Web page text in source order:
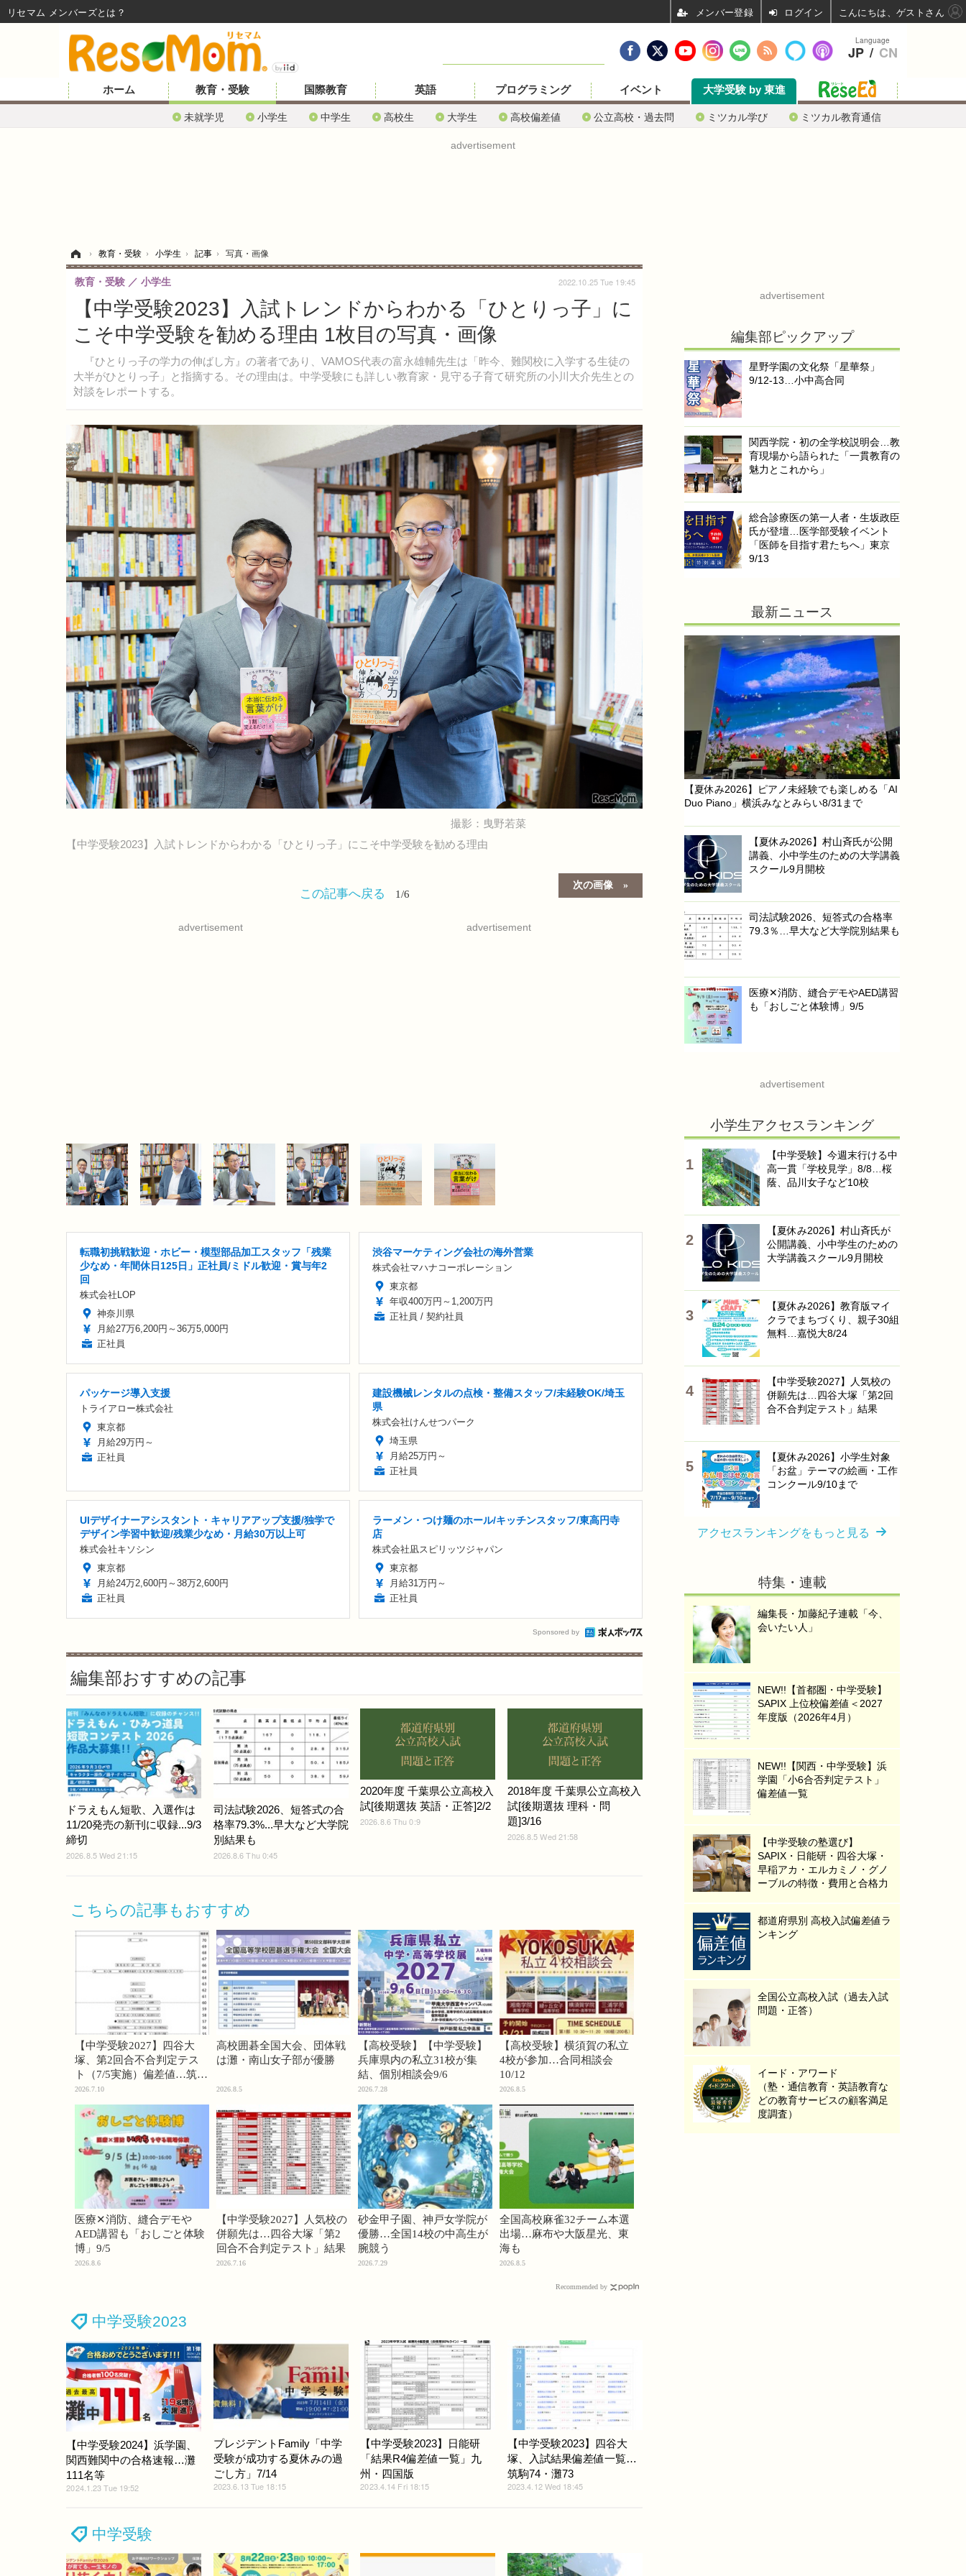
ホーム 教育・受験
未就学児 小学生 中学生 高校生 大学生 高校偏差値 公立高校・過去問 ミツカル学び ミツカル教育通信
国際教育 英語 プログラミング イベント 大学受験 by 東進
advertisement
› 教育・受験 › 小学生 › 記事 › 写真・画像
【中学受験2023】入試トレンドからわかる「ひとりっ子」に
こそ中学受験を勧める理由 1枚目の写真・画像
『ひとりっ子の学力の伸ばし方』の著者であり、VAMOS代表の富永雄輔先生は「昨今、難関校に入学する生徒の
大半がひとりっ子」と指摘する。その理由は。中学受験にも詳しい教育家・見守る子育て研究所の小川大介先生との
対談をレポートする。
教育・受験 小学生 2022.10.25 Tue 19:45
撮影：曳野若菜
【中学受験2023】入試トレンドからわかる「ひとりっ子」にこそ中学受験を勧める理由
次の画像
この記事へ戻る 1/6
advertisement advertisement
転職初挑戦歓迎・ホビー・模型部品加工スタッフ「残業
少なめ・年間休日125日」正社員/ミドル歓迎・賞与年2
回
株式会社LOP
神奈川県
月給27万6,200円～36万5,000円
正社員
渋谷マーケティング会社の海外営業
株式会社マハナコーポレーション
東京都
年収400万円～1,200万円
正社員 / 契約社員
パッケージ導入支援
トライアロー株式会社
東京都
月給29万円～
正社員
建設機械レンタルの点検・整備スタッフ/未経験OK/埼玉
県
株式会社けんせつパーク
埼玉県
月給25万円～
正社員
UIデザイナーアシスタント・キャリアアップ支援/独学で
デザイン学習中歓迎/残業少なめ・月給30万以上可
株式会社キソシン
東京都
月給24万2,600円～38万2,600円
正社員
ラーメン・つけ麺のホール/キッチンスタッフ/東高円寺
店
株式会社凪スピリッツジャパン
東京都
月給31万円～
正社員
Sponsored by
編集部おすすめの記事
ドラえもん短歌、入選作は
11/20発売の新刊に収録...9/3
締切
2026.8.5 Wed 21:15
司法試験2026、短答式の合
格率79.3%...早大など大学院
別結果も
2026.8.6 Thu 0:45
2020年度 千葉県公立高校入
試[後期選抜 英語・正答]2/2
2026.8.6 Thu 0:9
2018年度 千葉県公立高校入
試[後期選抜 理科・問
題]3/16
2026.8.5 Wed 21:58
こちらの記事もおすすめ
【中学受験2027】四谷大
塚、第2回合不合判定テス
ト（7/5実施）偏差値…筑駒
74・桜蔭70＜PR＞
2026.7.10
高校囲碁全国大会、団体戦
は灘・南山女子部が優勝
2026.8.5
【高校受験】【中学受験】
兵庫県内の私立31校が集
結、個別相談会9/6
2026.7.28
【高校受験】横須賀の私立
4校が参加…合同相談会
10/12
2026.8.5
医療✕消防、縫合デモや
AED講習も「おしごと体験
博」9/5
2026.8.6
【中学受験2027】人気校の
併願先は…四谷大塚「第2
回合不合判定テスト」結果
2026.7.16
砂金甲子園、神戸女学院が
優勝…全国14校の中高生が
腕競う
2026.7.29
全国高校麻雀32チーム本選
出場…麻布や大阪星光、東
海も
2026.8.5
Recommended by
中学受験2023
【中学受験2024】浜学園、
関西難関中の合格速報…灘
111名等
2024.1.23 Tue 19:52
プレジデントFamily「中学
受験が成功する夏休みの過
ごし方」7/14
2023.6.13 Tue 18:15
【中学受験2023】日能研
「結果R4偏差値一覧」九
州・四国版
2023.4.14 Fri 18:15
【中学受験2023】四谷大
塚、入試結果偏差値一覧…
筑駒74・灘73
2023.4.12 Wed 18:45
中学受験
advertisement
編集部ピックアップ
星野学園の文化祭「星華祭」
9/12-13…小中高合同
関西学院・初の全学校説明会…教
育現場から語られた「一貫教育の
魅力とこれから」
総合診療医の第一人者・生坂政臣
氏が登壇…医学部受験イベント
「医師を目指す君たちへ」東京
9/13
最新ニュース
【夏休み2026】ピアノ未経験でも楽しめる「AI
Duo Piano」横浜みなとみらい8/31まで
【夏休み2026】村山斉氏が公開
講義、小中学生のための大学講義
スクール9月開校
司法試験2026、短答式の合格率
79.3％…早大など大学院別結果も
医療✕消防、縫合デモやAED講習
も「おしごと体験博」9/5
advertisement
小学生アクセスランキング
【中学受験】今週末行ける中
高一貫「学校見学」8/8…桜
蔭、品川女子など10校
【夏休み2026】村山斉氏が
公開講義、小中学生のための
大学講義スクール9月開校
【夏休み2026】教育版マイ
クラでまちづくり、親子30組
無料…嘉悦大8/24
【中学受験2027】人気校の
併願先は…四谷大塚「第2回
合不合判定テスト」結果
【夏休み2026】小学生対象
「お盆」テーマの絵画・工作
コンクール9/10まで
アクセスランキングをもっと見る
特集・連載
編集長・加藤紀子連載「今、
会いたい人」
NEW!!【首都圏・中学受験】
SAPIX 上位校偏差値＜2027
年度版（2026年4月）
NEW!!【関西・中学受験】浜
学園「小6合否判定テスト」
偏差値一覧
【中学受験の塾選び】
SAPIX・日能研・四谷大塚・
早稲アカ・エルカミノ・グノ
ーブルの特徴・費用と合格力
都道府県別 高校入試偏差値ラ
ンキング
全国公立高校入試（過去入試
問題・正答）
イード・アワード
（塾・通信教育・英語教育な
どの教育サービスの顧客満足
度調査）
Language
JP / CN
リセマム メンバーズ ログイン こんにちは、ゲストさん